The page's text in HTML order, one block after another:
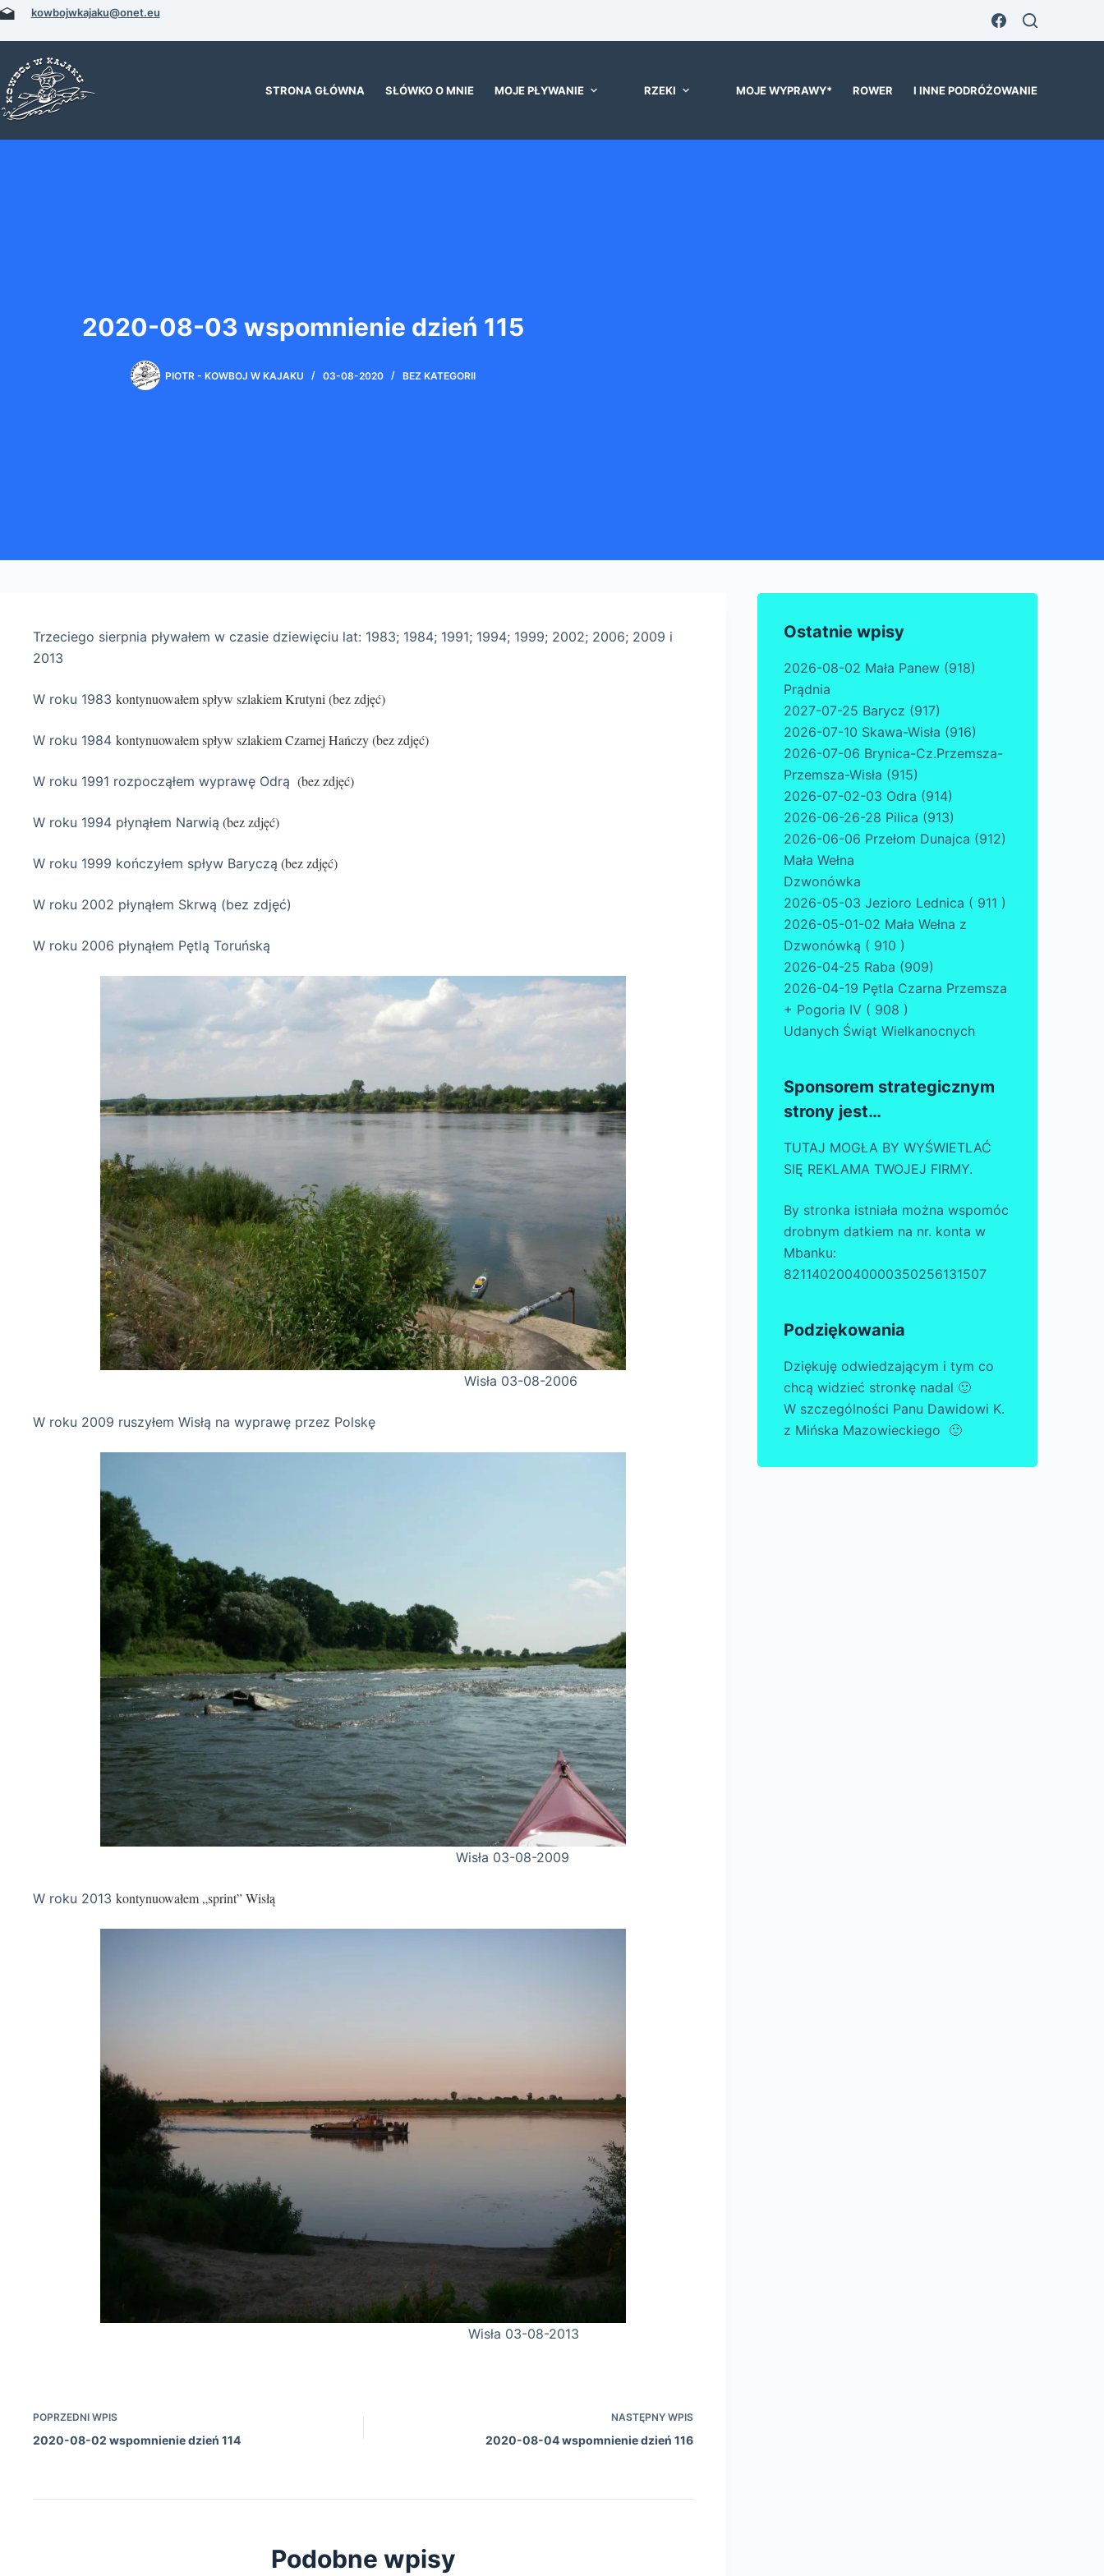
Przejdźkowbojwkajaku@onet.eu
STRONA GŁÓWNA SŁÓWKO O MNIE MOJE PŁYWANIE RZEKI MOJE WYPRAWY* ROWER I INNE PODRÓŻOWANIE
2020-08-03 wspomnienie dzień 115
PIOTR - KOWBOJ W KAJAKU 03-08-2020 BEZ KATEGORII
Trzeciego sierpnia pływałem w czasie dziewięciu lat: 1983; 1984; 1991; 1994; 1999; 2002; 2006; 2009 i
2013
W roku 1983 kontynuowałem spływ szlakiem Krutyni (bez zdjęć)
W roku 1984 kontynuowałem spływ szlakiem Czarnej Hańczy (bez zdjęć)
W roku 1991 rozpocząłem wyprawę Odrą (bez zdjęć)
W roku 1994 płynąłem Narwią (bez zdjęć)
W roku 1999 kończyłem spływ Baryczą (bez zdjęć)
W roku 2002 płynąłem Skrwą (bez zdjęć)
W roku 2006 płynąłem Pętlą Toruńską
Wisła 03-08-2006
W roku 2009 ruszyłem Wisłą na wyprawę przez Polskę
Wisła 03-08-2009
W roku 2013 kontynuowałem „sprint” Wisłą
Wisła 03-08-2013
POPRZEDNI WPIS
2020-08-02 wspomnienie dzień 114
NASTĘPNYWPIS
2020-08-04 wspomnienie dzień 116
Podobne wpisy
Ostatnie wpisy
2026-08-02 Mała Panew (918)
Prądnia
2027-07-25 Barycz (917)
2026-07-10 Skawa-Wisła (916)
2026-07-06 Brynica-Cz.Przemsza-
Przemsza-Wisła (915)
2026-07-02-03 Odra (914)
2026-06-26-28 Pilica (913)
2026-06-06 Przełom Dunajca (912)
Mała Wełna
Dzwonówka
2026-05-03 Jezioro Lednica ( 911 )
2026-05-01-02 Mała Wełna z
Dzwonówką ( 910 )
2026-04-25 Raba (909)
2026-04-19 Pętla Czarna Przemsza
+ Pogoria IV ( 908 )
Udanych Świąt Wielkanocnych
Sponsorem strategicznym
strony jest…
TUTAJ MOGŁA BY WYŚWIETLAĆ
SIĘ REKLAMA TWOJEJ FIRMY.
By stronka istniała można wspomóc
drobnym datkiem na nr. konta w
Mbanku:
82114020040000350256131507
Podziękowania
Dziękuję odwiedzającym i tym co
chcą widzieć stronkę nadal 🙂
W szczególności Panu Dawidowi K.
z Mińska Mazowieckiego 🙂